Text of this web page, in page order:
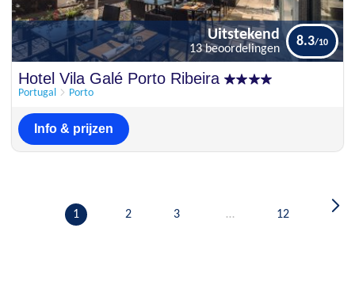
Uitstekend
Hotel Vila Galé Porto Ribeira
Portugal Porto
Uitstekend
13 beoordelingen
8.3
Info & prijzen
1 2 3 … 12